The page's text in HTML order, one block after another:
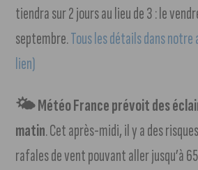
tiendra sur 2 jours au lieu de 3 : le
septembre.Tous les détails dans
lien)
🌤 Météo France prévoit des
matin. Cet après-midi, il y a des
rafales de vent pouvant aller jusqu’à